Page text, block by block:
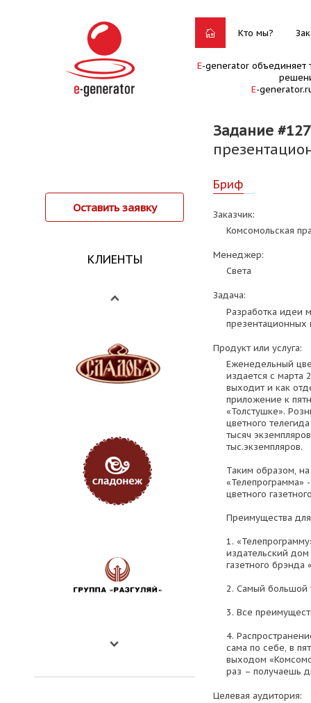
Кто мы?
E-generator объединяет
E-
Задание #127
Оставить заявку
КЛИЕНТЫ
Бриф
Заказчик:
Комсомольская
Менеджер:
Света
Задача:
Разработка идеи
презентационных
Продукт или услуга:
Еженедельный
издается с марта
выходит и как
приложение к
«Толстушке».
цветного
тысяч
тыс.экземпляров.
Таким образом,
«Телепрограмма»
цветного
Преимущества
1.
издательский
газетного брэнда
2. Самый большой
3. Все
4.
сама по себе, в
выходом
раз – получаешь
Целевая аудитория: